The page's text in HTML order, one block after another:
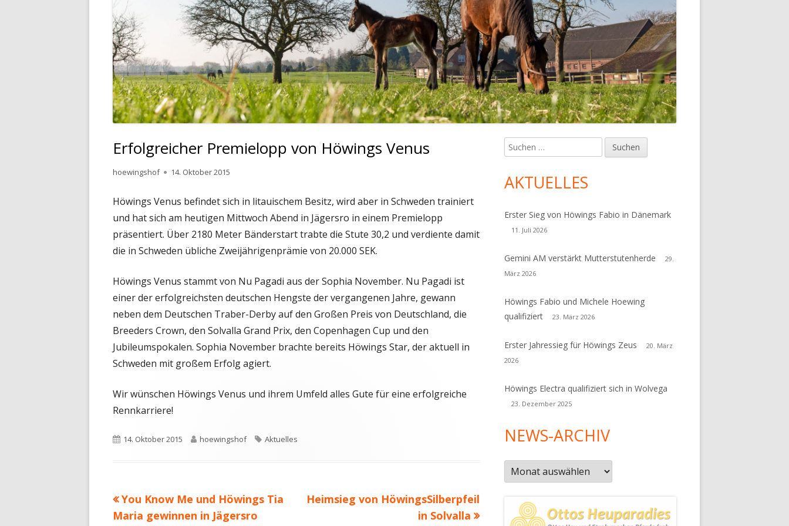
Erfolgreicher Premielopp von Höwings Venus
Autor
hoewingshof
Veröffentlicht
14. Oktober 2015
Höwings Venus befindet sich in litauischem Besitz, wird aber in Schweden trainiert
und hat sich am heutigen Mittwoch Abend in Jägersro in einem Premielopp
präsentiert. Über 2180 Meter Bänderstart trabte die Stute 30,2 und verdiente damit
die in Schweden übliche Zweijährigenprämie von 20.000 SEK.
Höwings Venus stammt von Nu Pagadi aus der Sophia November. Nu Pagadi ist
einer der erfolgreichsten deutschen Hengste der vergangenen Jahre, gewann
neben dem Deutschen Traber-Derby auf den Großen Preis von Deutschland, die
Breeders Crown, den Solvalla Grand Prix, den Copenhagen Cup und den
Jubileumspokalen. Sophia November brachte bereits Höwings Star, der aktuell in
Schweden mit großem Erfolg agiert.
Wir wünschen Höwings Venus und ihrem Umfeld alles Gute für eine erfolgreiche
Rennkarriere!
Veröffentlicht
14. Oktober 2015 Autor
hoewingshof Schlagwörter
Aktuelles
Beitragsnavigation
Vorheriger
Beitrag:
You Know Me und Höwings Tia
Maria gewinnen in Jägersro
Nächster
Heimsieg von HöwingsSilberpfeil
in Solvalla
Haupt-
Seitenleiste
Suchen
nach:
AKTUELLES
Erster Sieg von Höwings Fabio in Dänemark
11. Juli 2026
Gemini AM verstärkt Mutterstutenherde
29.
März 2026
Höwings Fabio und Michele Hoewing
qualifiziert
23. März 2026
Erster Jahressieg für Höwings Zeus
20. März
2026
Höwings Electra qualifiziert sich in Wolvega
23. Dezember 2025
NEWS-ARCHIV
News-
Archiv